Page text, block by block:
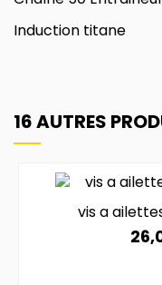
Induction titane
16 AUTRES
vis a